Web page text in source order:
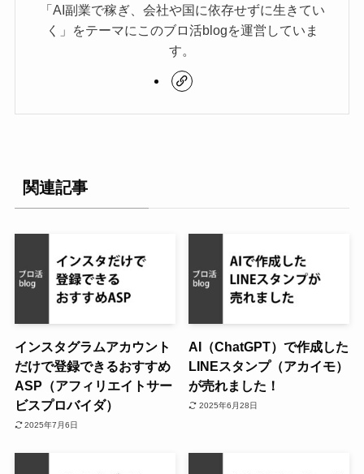
「AI副業で稼ぎ、会社や国に依存せずに生きてい
く」をテーマにこのブロ活blogを運営していま
す。
関連記事
インスタグラムアカウント
だけで登録できるおすすめ
ASP（アフィリエイトサー
ビスプロバイダ）
2025年7月6日
AI（ChatGPT）で作成した
LINEスタンプ（アカイモ）
が売れました！
2025年6月28日